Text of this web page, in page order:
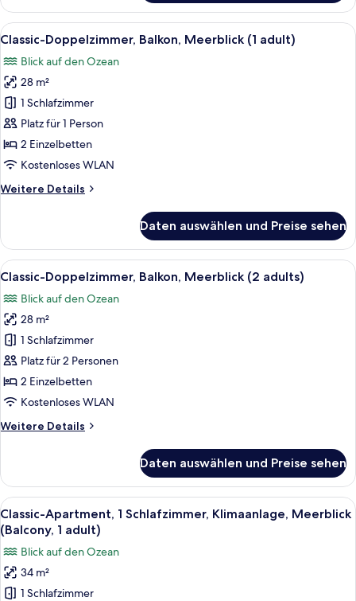
Doppelzimmer,
Balkon
(2
Alle
Fotos
für
Classic-
Doppelzimmer,
Balkon,
Meerblick
(1
anzeigen
Zimmersafe, kostenloses WLAN,
13
Classic-Doppelzimmer, Balkon, Meerblick (1 adult)
Blick auf den Ozean
28 m²
1 Schlafzimmer
Platz für 1 Person
2 Einzelbetten
Kostenloses WLAN
Weitere Details
Weitere
Doppelzimmer,
Balkon,
Meerblick
adult)
Daten auswählen und Preise sehen
Alle
Fotos
für
Classic-
Doppelzimmer,
Balkon,
Meerblick
(2
anzeigen
Zimmersafe, kostenloses WLAN,
13
Classic-Doppelzimmer, Balkon, Meerblick (2 adults)
Blick auf den Ozean
28 m²
1 Schlafzimmer
Platz für 2 Personen
2 Einzelbetten
Kostenloses WLAN
Weitere Details
Weitere
Doppelzimmer,
Balkon,
Meerblick
(2
adults)
Daten auswählen und Preise sehen
Alle
Fotos
für
Classic-
Apartment,
Zimmersafe, kostenloses WLAN,
14
Classic-Apartment, 1 Schlafzimmer, Klimaanlage, Meerblick
(Balcony, 1 adult)
Blick auf den Ozean
34 m²
1 Schlafzimmer